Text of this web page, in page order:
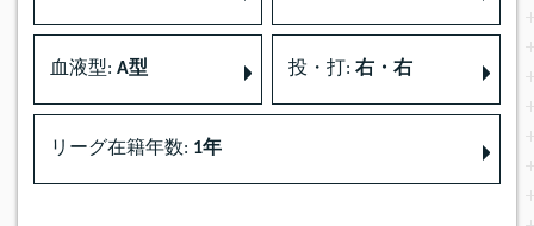
血液型: A型 投・打: 右・右
リーグ在籍年数: 1年